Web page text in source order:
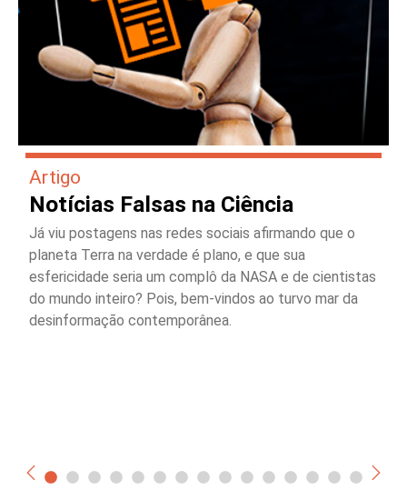
Artigo
Notícias Falsas na Ciência
Já viu postagens nas redes sociais afirmando que o
planeta Terra na verdade é plano, e que sua
esfericidade seria um complô da NASA e de cientistas
do mundo inteiro? Pois, bem-vindos ao turvo mar da
desinformação contemporânea.